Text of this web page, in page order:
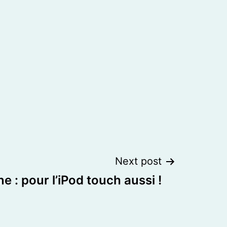
Next post
: pour l’iPod touch aussi !